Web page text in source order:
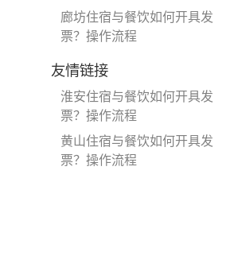
廊坊住宿与餐饮如何开具发
票？操作流程
友情链接
淮安住宿与餐饮如何开具发
票？操作流程
黄山住宿与餐饮如何开具发
票？操作流程